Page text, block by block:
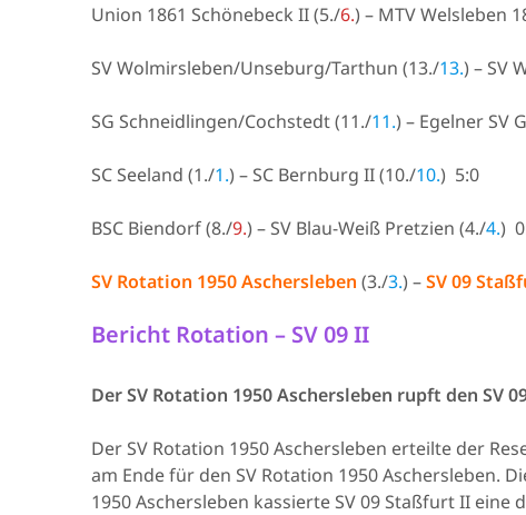
Union 1861 Schönebeck II (5./6.) – MTV Welsleben
SV Wolmirsleben/Unseburg/Tarthun (13./13.) – SV
SG Schneidlingen/Cochstedt (11./11.) – Egelner SV
SC Seeland (1./1.) – SC Bernburg II (10./10.) 5:0
BSC Biendorf (8./9.) – SV Blau-Weiß Pretzien (4./4.)
SV Rotation 1950 Aschersleben (3./3.) –SV 09
Bericht Rotation – SV 09 II
DerSV Rotation 1950 Aschersleben rupft den SV
Der SV Rotation 1950 Aschersleben erteilte der
am Ende für den SV Rotation 1950 Aschersleben.
1950 Aschersleben kassierte SV 09 Staßfurt II eine